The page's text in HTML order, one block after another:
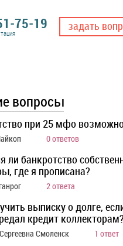
75-19 задать
вопросы
при 25 мфо
0 ответов
ли банкротство
где я прописана?
2 ответа
выписку о долге,
кредит коллекторам?
Смоленск 1 ответ